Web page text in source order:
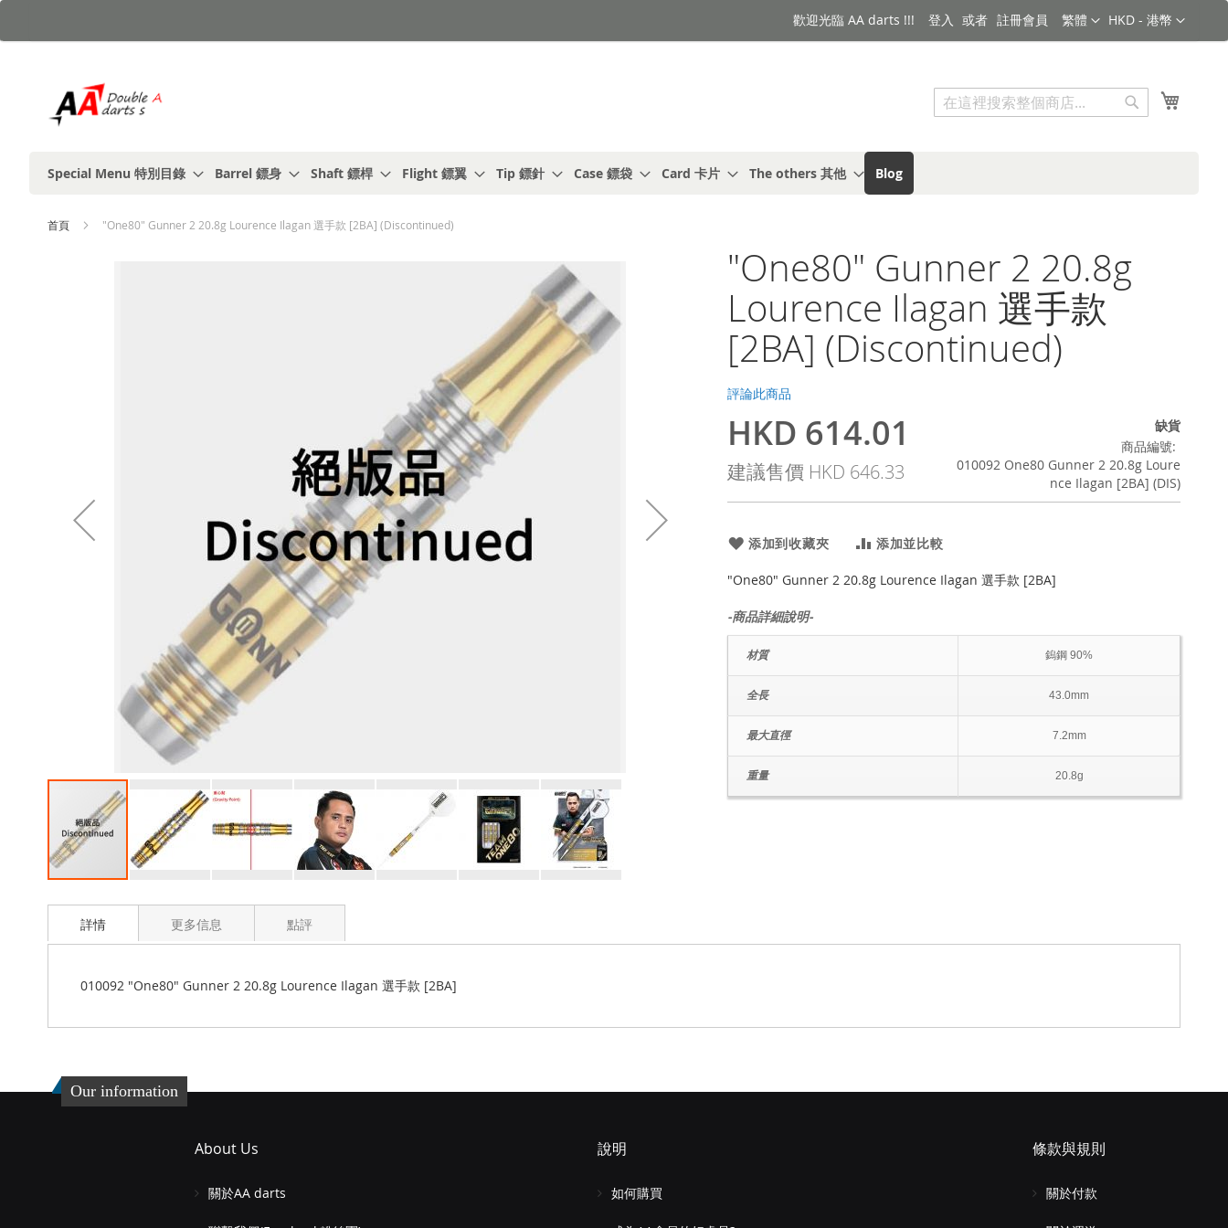
到
金額
HKD - 港幣
語言
繁體
歡迎光臨 AA darts !!! 登入 註冊會員
搜索
Special Menu 特別目錄
Barrel 鏢身 Shaft 鏢桿 Flight 鏢翼 Tip 鏢針 Case 鏢袋 Card 卡片 The others 其他 Blog
首頁 "One80" Gunner 2 20.8g Lourence Ilagan 選手款 [2BA] (Discontinued)
"One80" Gunner 2 20.8g
Lourence Ilagan 選手款
[2BA] (Discontinued)
評論此商品
特
殊
價
HKD 614.01
建議售價 HKD 646.33
缺貨
商品編號
010092 One80 Gunner 2 20.8g Loure
nce Ilagan [2BA] (DIS)
添加到收藏夾 添加並比較
"One80" Gunner 2 20.8g Lourence Ilagan 選手款 [2BA]
-商品詳細說明-
材質 鎢鋼 90%
全長 43.0mm
最大直徑 7.2mm
重量 20.8g
to
beginning
詳情
010092 "One80" Gunner 2 20.8g Lourence Ilagan 選手款 [2BA]
更多信息 點評
Our information
About Us
關於AA darts
說明
如何購買
條款與規則
關於付款